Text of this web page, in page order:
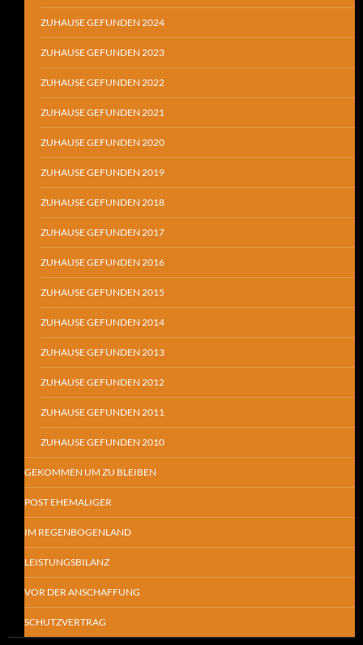
ZUHAUSE GEFUNDEN 2024
ZUHAUSE GEFUNDEN 2023
ZUHAUSE GEFUNDEN 2022
ZUHAUSE GEFUNDEN 2021
ZUHAUSE GEFUNDEN 2020
ZUHAUSE GEFUNDEN 2019
ZUHAUSE GEFUNDEN 2018
ZUHAUSE GEFUNDEN 2017
ZUHAUSE GEFUNDEN 2016
ZUHAUSE GEFUNDEN 2015
ZUHAUSE GEFUNDEN 2014
ZUHAUSE GEFUNDEN 2013
ZUHAUSE GEFUNDEN 2012
ZUHAUSE GEFUNDEN 2011
ZUHAUSE GEFUNDEN 2010
GEKOMMEN UM ZU BLEIBEN
POST EHEMALIGER
IM REGENBOGENLAND
LEISTUNGSBILANZ
VOR DER ANSCHAFFUNG
SCHUTZVERTRAG